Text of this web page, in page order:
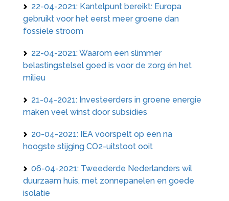
22-04-2021: Kantelpunt bereikt: Europa
gebruikt voor het eerst meer groene dan
fossiele stroom
22-04-2021: Waarom een slimmer
belastingstelsel goed is voor de zorg én het
milieu
21-04-2021: Investeerders in groene energie
maken veel winst door subsidies
20-04-2021: IEA voorspelt op een na
hoogste stijging CO2-uitstoot ooit
06-04-2021: Tweederde Nederlanders wil
duurzaam huis, met zonnepanelen en goede
isolatie